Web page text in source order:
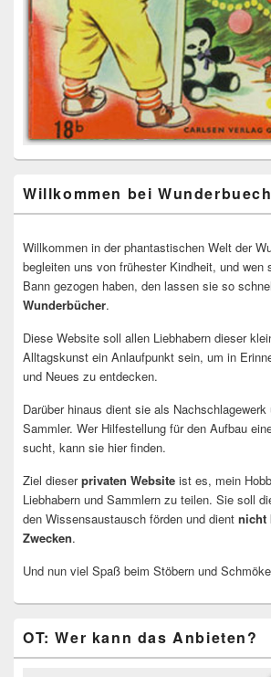
Willkommen bei
Willkommen in der phantastischen Welt der
begleiten uns von frühester Kindheit, und wen
Bann gezogen haben, den lassen sie so
Wunderbücher.
Diese Website soll allen Liebhabern dieser
Alltagskunst ein Anlaufpunkt sein, um in
und Neues zu entdecken.
Darüber hinaus dient sie als
Sammler. Wer Hilfestellung für den Aufbau
sucht, kann sie hier finden.
Ziel dieserprivaten Website ist es, mein
Liebhabern und Sammlern zu teilen. Sie soll
den Wissensaustausch förden und dient nicht
Zwecken.
Und nun viel Spaß beim Stöbern und
OT: Wer kann das Anbieten?